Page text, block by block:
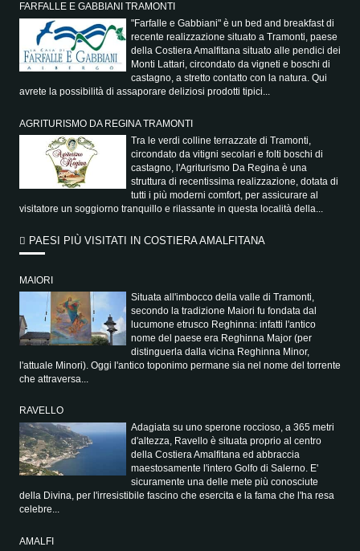
FARFALLE E GABBIANI TRAMONTI
"Farfalle e Gabbiani" è un bed and breakfast di
recente realizzazione situato a Tramonti, paese
della Costiera Amalfitana situato alle pendici dei
Monti Lattari, circondato da vigneti e boschi di
castagno, a stretto contatto con la natura. Qui
avrete la possibilità di assaporare deliziosi prodotti tipici...
AGRITURISMO DA REGINA TRAMONTI
Tra le verdi colline terrazzate di Tramonti,
circondato da vitigni secolari e folti boschi di
castagno, l'Agriturismo Da Regina è una
struttura di recentissima realizzazione, dotata di
tutti i più moderni comfort, per assicurare al
visitatore un soggiorno tranquillo e rilassante in questa località della...
PAESI PIÙ VISITATI IN COSTIERA AMALFITANA
MAIORI
Situata all'imbocco della valle di Tramonti,
secondo la tradizione Maiori fu fondata dal
lucumone etrusco Reghinna: infatti l'antico
nome del paese era Reghinna Major (per
distinguerla dalla vicina Reghinna Minor,
l'attuale Minori). Oggi l'antico toponimo permane sia nel nome del torrente
che attraversa...
RAVELLO
Adagiata su uno sperone roccioso, a 365 metri
d'altezza, Ravello è situata proprio al centro
della Costiera Amalfitana ed abbraccia
maestosamente l'intero Golfo di Salerno. E'
sicuramente una delle mete più conosciute
della Divina, per l'irresistibile fascino che esercita e la fama che l'ha resa
celebre...
AMALFI